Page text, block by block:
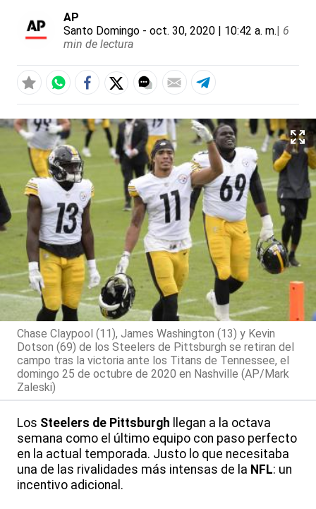
AP
Santo Domingo - oct. 30, 2020 | 10:42 a. m.| 6
min de lectura
Chase Claypool (11), James Washington (13) y Kevin
Dotson (69) de los Steelers de Pittsburgh se retiran del
campo tras la victoria ante los Titans de Tennessee, el
domingo 25 de octubre de 2020 en Nashville (AP/Mark
Zaleski)
Los Steelers de Pittsburgh
llegan a la octava
semana como el último equipo con paso perfecto
en la actual temporada. Justo lo que necesitaba
una de las rivalidades más intensas de la NFL: un
incentivo adicional.